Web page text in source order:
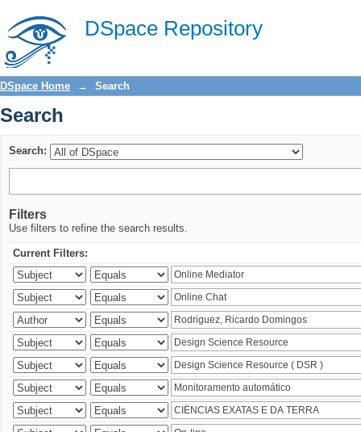
DSpace Repository
Search
DSpace Home → Search
Search
Search:
Filters
Use filters to refine the search results.
Current Filters: